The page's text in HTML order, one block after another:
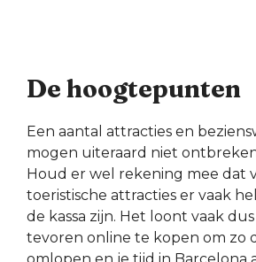
De hoogtepunten
Een aantal attracties en
mogen uiteraard niet
Houd er wel rekening mee dat
toeristische attracties er vaak
de kassa zijn. Het loont vaak
tevoren online te kopen om zo